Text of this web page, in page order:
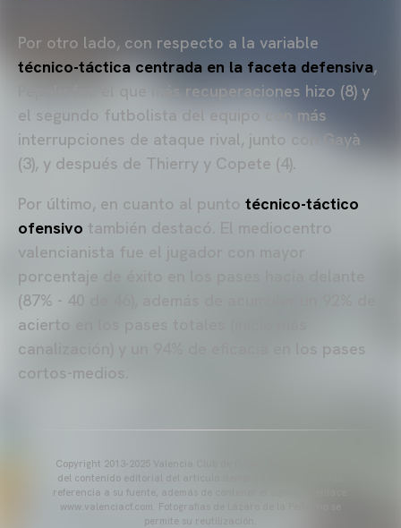
Por otro lado, con respecto a la variable
técnico-táctica centrada en la faceta defensiva,
Pepelu fue el que más recuperaciones hizo (8) y
el segundo futbolista del equipo con más
interrupciones de ataque rival, junto con Gayà
(3), y después de Thierry y Copete (4).
Por último, en cuanto al punto técnico-táctico
ofensivo también destacó. El mediocentro
valencianista fue el jugador con mayor
porcentaje de éxito en los pases hacia delante
(87% - 40 de 46), además de acumular un 92% de
acierto en los pases totales (inicio más
canalización) y un 94% de eficacia en los pases
cortos-medios.
Copyright 2013-2025 Valencia Club de Fútbol. Se permite el uso
del contenido editorial del artículo siempre y cuando se haga
referencia a su fuente, además de contener el siguiente enlace:
www.valenciacf.com. Fotografías de Lázaro de la Peña, no se
permite su reutilización.